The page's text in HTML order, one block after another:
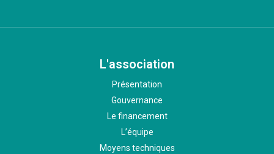
L'association
Présentation
Gouvernance
Le financement
L’équipe
Moyens techniques